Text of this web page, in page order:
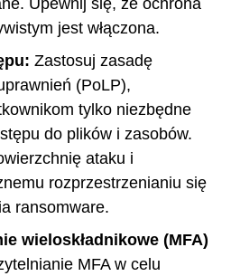
Upewnij się, że ochrona
jest włączona.
Zastosuj zasadę
(PoLP),
tylko niezbędne
do plików i zasobów.
ataku i
rozprzestrzenianiu się
ransomware.
wieloskładnikowe (MFA)
MFA w celu